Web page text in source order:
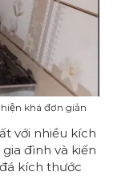
khá đơn giản
với nhiều kích
đình và kiến
kích thước